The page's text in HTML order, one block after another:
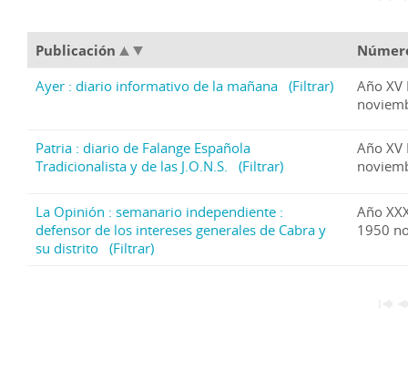
Publicación
Ayer : diario informativo de la mañana (Filtrar)
Año
Patria : diario de Falange Española
Tradicionalista y de las J.O.N.S.
(Filtrar)
Año
La Opinión : semanario independiente :
defensor de los intereses generales de Cabra y
su distrito (Filtrar)
Año
1950